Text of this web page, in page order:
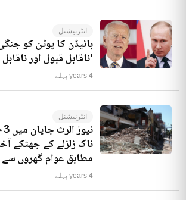
انٹرنیشنل
بائیڈن کا پوٹن کو
'ناقابل قبول اور
4 years پہلے
انٹرنیشنل
ناک زلزلے کے جھٹکے
مطابق عوام گھروں سے
4 years پہلے